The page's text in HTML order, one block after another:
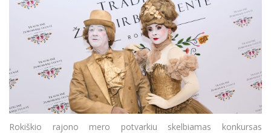
Rokiškio rajono mero potvarkiu skelbiamas konkursas